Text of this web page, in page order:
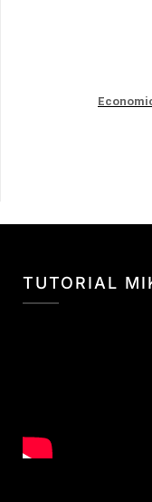
TUTORIAL